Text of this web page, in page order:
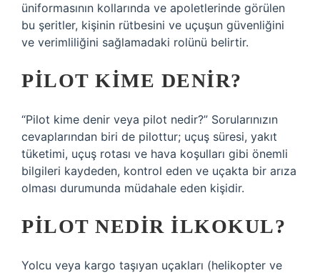
üniformasının kollarında ve apoletlerinde görülen
bu şeritler, kişinin rütbesini ve uçuşun güvenliğini
ve verimliliğini sağlamadaki rolünü belirtir.
PILOT KIME DENIR?
“Pilot kime denir veya pilot nedir?” Sorularınızın
cevaplarından biri de pilottur; uçuş süresi, yakıt
tüketimi, uçuş rotası ve hava koşulları gibi önemli
bilgileri kaydeden, kontrol eden ve uçakta bir arıza
olması durumunda müdahale eden kişidir.
PILOT NEDIR ILKOKUL?
Yolcu veya kargo taşıyan uçakları (helikopter ve